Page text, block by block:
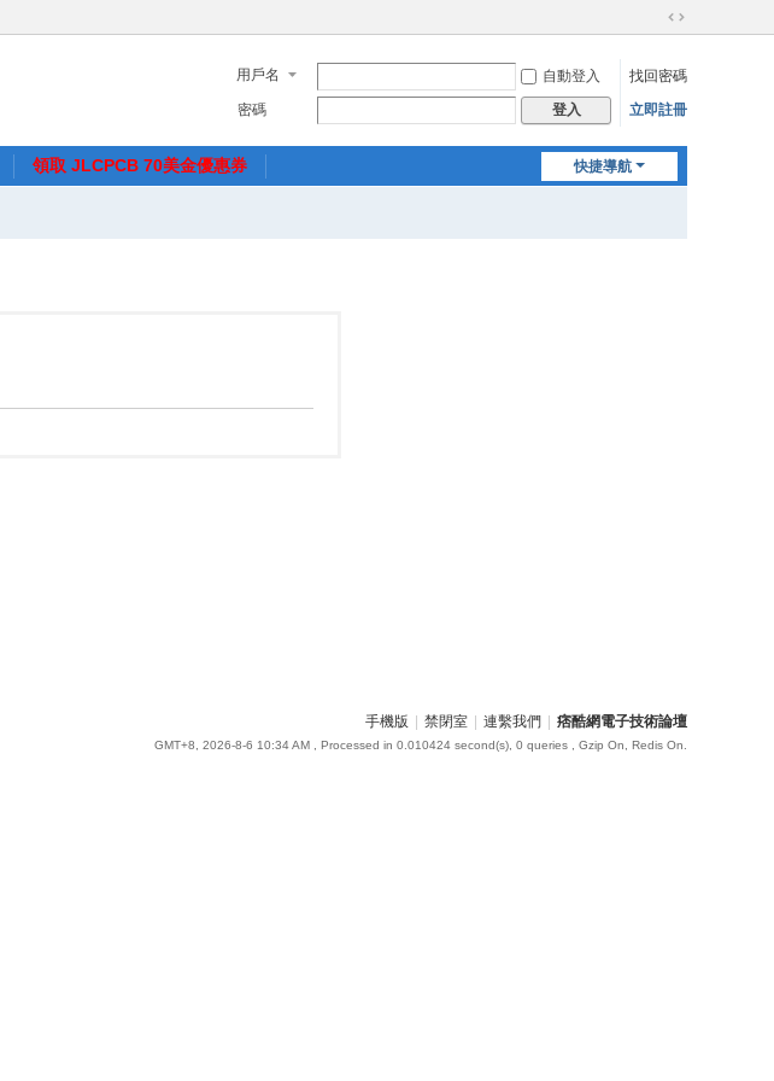
切
到
寬
用戶名 自動登入
找回密碼
密碼
登入 立即註冊
快捷導航
領取 JLCPCB 70美金優惠券
手機版 禁閉室 連繫我們 痞酷網電子技術論壇
GMT+8, 2026-8-6 10:34 AM , Processed in 0.010424 second(s), 0 queries , Gzip On, Redis On.